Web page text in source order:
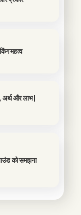
महत्व
अर्थ और लाभ |
को समझना